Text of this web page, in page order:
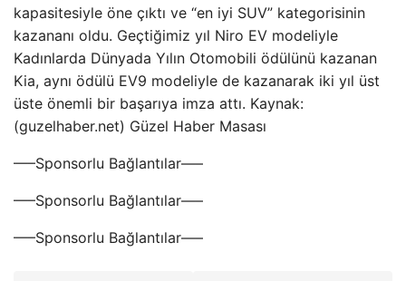
kapasitesiyle öne çıktı ve “en iyi SUV” kategorisinin
kazananı oldu. Geçtiğimiz yıl Niro EV modeliyle
Kadınlarda Dünyada Yılın Otomobili ödülünü kazanan
Kia, aynı ödülü EV9 modeliyle de kazanarak iki yıl üst
üste önemli bir başarıya imza attı. Kaynak:
(guzelhaber.net) Güzel Haber Masası
—–Sponsorlu Bağlantılar—–
—–Sponsorlu Bağlantılar—–
—–Sponsorlu Bağlantılar—–